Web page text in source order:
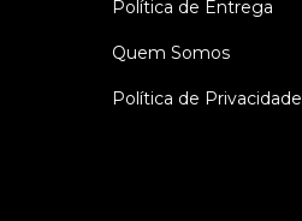
Política de Entrega
Quem Somos
Política de Privacidade